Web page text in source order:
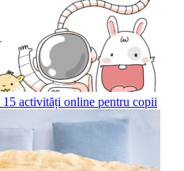
activități online pentru copii